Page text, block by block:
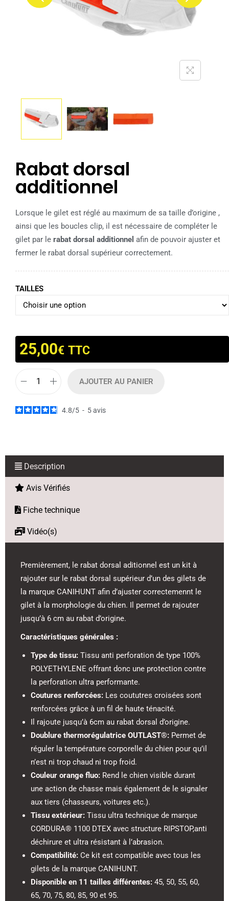
Rabat dorsal
additionnel
Lorsque le gilet est réglé au maximum de sa taille d’origine ,
ainsi que les boucles clip, il est nécessaire de compléter le
gilet par le rabat dorsal additionnel afin de pouvoir ajuster et
fermer le rabat dorsal supérieur correctement.
TAILLES
25,00€ TTC
AJOUTER AU PANIER
4.8/5 - 5avis
Description
Avis Vérifiés
Fiche technique
Vidéo(s)
Premièrement, le rabat dorsal aditionnel est un kit à
rajouter sur le rabat dorsal supérieur d’un des gilets de
la marque CANIHUNT afin d’ajuster correctemennt le
gilet à la morphologie du chien. Il permet de rajouter
jusqu’à 6 cm au rabat d’origine.
Caractéristiques générales :
Type de tissu: Tissu anti perforation de type 100%
POLYETHYLENE offrant donc une protection contre
la perforation ultra performante.
Coutures renforcées: Les coututres croisées sont
renforcées grâce à un fil de haute ténacité.
Il rajoute jusqu’à 6cm au rabat dorsal d’origine.
Doublure thermorégulatrice OUTLAST®: Permet de
réguler la température corporelle du chien pour qu’il
n’est ni trop chaud ni trop froid.
Couleur orange fluo: Rend le chien visible durant
une action de chasse mais également de le signaler
aux tiers (chasseurs, voitures etc.).
Tissu extérieur: Tissu ultra technique de marque
CORDURA® 1100 DTEX avec structure RIPSTOP,anti
déchirure et ultra résistant à l’abrasion.
Compatibilité: Ce kit est compatible avec tous les
gilets de la marque CANIHUNT.
Disponible en 11 tailles différentes: 45, 50, 55, 60,
65, 70, 75, 80, 85, 90 et 95.